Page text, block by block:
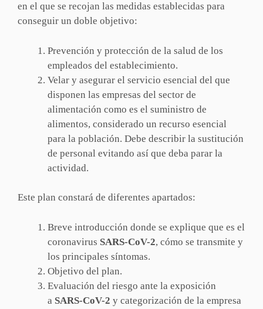
en el que se recojan las medidas establecidas para
conseguir un doble objetivo:
Prevención y protección de la salud de los
empleados del establecimiento.
Velar y asegurar el servicio esencial del que
disponen las empresas del sector de
alimentación como es el suministro de
alimentos, considerado un recurso esencial
para la población. Debe describir la sustitución
de personal evitando así que deba parar la
actividad.
Este plan constará de diferentes apartados:
Breve introducción donde se explique que es el
coronavirus SARS-CoV-2, cómo se transmite y
los principales síntomas.
Objetivo del plan.
Evaluación del riesgo ante la exposición
a SARS-CoV-2 y categorización de la empresa